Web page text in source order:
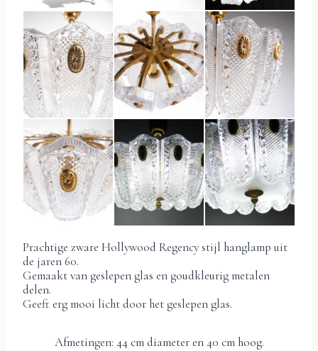
Prachtige zware Hollywood Regency stijl hanglamp uit
de jaren 60.
Gemaakt van geslepen glas en goudkleurig metalen
delen.
Geeft erg mooi licht door het geslepen glas.
Afmetingen: 44 cm diameter en 40 cm hoog.